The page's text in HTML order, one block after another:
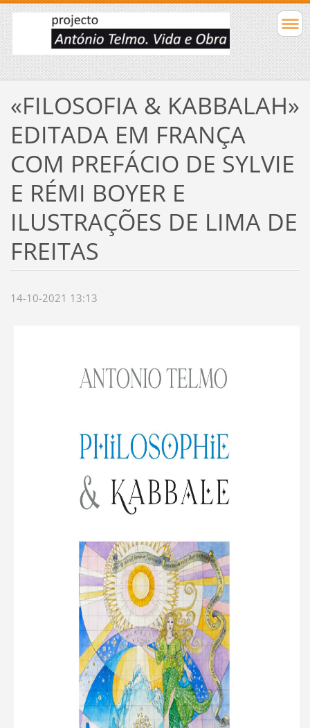
«FILOSOFIA & KABBALAH»
EDITADA EM FRANÇA
COM PREFÁCIO DE SYLVIE
E RÉMI BOYER E
ILUSTRAÇÕES DE LIMA DE
FREITAS
14-10-2021 13:13